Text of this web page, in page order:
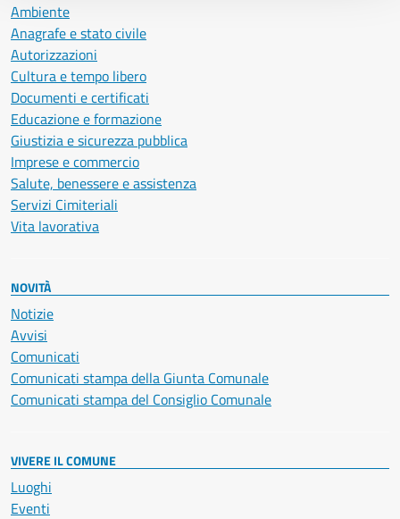
Ambiente
Anagrafe e stato civile
Autorizzazioni
Cultura e tempo libero
Documenti e certificati
Educazione e formazione
Giustizia e sicurezza pubblica
Imprese e commercio
Salute, benessere e assistenza
Servizi Cimiteriali
Vita lavorativa
NOVITÀ
Notizie
Avvisi
Comunicati
Comunicati stampa della Giunta Comunale
Comunicati stampa del Consiglio Comunale
VIVERE IL COMUNE
Luoghi
Eventi